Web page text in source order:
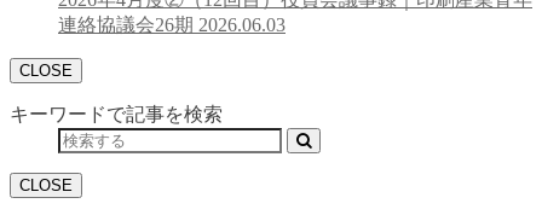
連絡協議会26期 2026.06.03
CLOSE
キーワードで記事を検索
CLOSE